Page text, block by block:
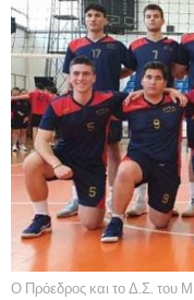
Ο Πρόεδρος και το Δ.Σ.